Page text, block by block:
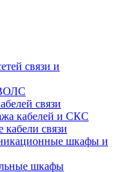
связи и
связи
кабелей и СКС
кабели связи
шкафы и
шкафы